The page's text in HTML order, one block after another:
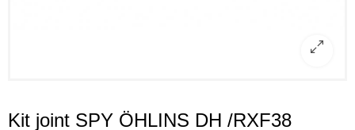
Kit joint SPY ÖHLINS DH /RXF38